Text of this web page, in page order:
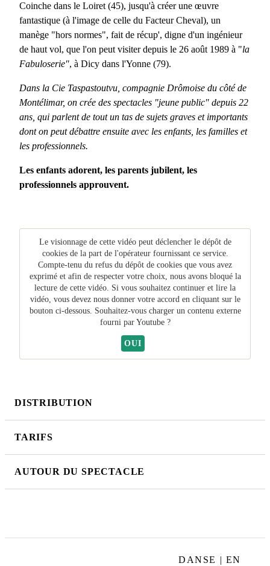
Coinche dans le Loiret (45), jusqu'à créer une œuvre
fantastique (à l'image de celle du Facteur Cheval), un
manège "hors normes", fait de récup', digne d'un ingénieur
de haut vol, que l'on peut visiter depuis le 26 août 1989 à "la
Fabuloserie", à Dicy dans l'Yonne (79).
Dans la Cie Taspastoutvu, compagnie Drômoise du côté de
Montélimar, on crée des spectacles "jeune public" depuis 22
ans, qui parlent de tout un tas de sujets graves et importants
dont on peut débattre ensuite avec les enfants, les familles et
les professionnels.
Les enfants adorent, les parents jubilent, les
professionnels approuvent.
Le visionnage de cette vidéo peut déclencher le dépôt de
cookies de la part de l'opérateur fournissant ce service.
Compte-tenu du refus du dépôt de cookies que vous avez
exprimé et afin de respecter votre choix, nous avons bloqué la
lecture de cette vidéo. Si vous souhaitez continuer et lire la
vidéo, vous devez nous donner votre accord en cliquant sur le
bouton ci-dessous. Souhaitez-vous charger un contenu externe
fourni par Youtube?
OUI
DISTRIBUTION
TARIFS
AUTOUR DU SPECTACLE
DANSE | EN